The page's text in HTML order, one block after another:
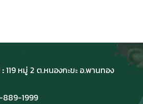
119 หมู่ 2 ต.หนองกะขะ อ.พานทอง
1999